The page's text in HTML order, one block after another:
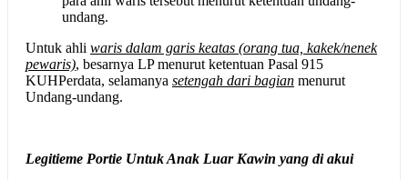
undang.
Untuk ahli waris dalam garis keatas (orang tua, kakek/nenek
pewaris), besarnya LP menurut ketentuan Pasal 915
KUHPerdata, selamanya setengah dari bagian menurut
Undang-undang.
Legitieme Portie Untuk Anak Luar Kawin yang di akui